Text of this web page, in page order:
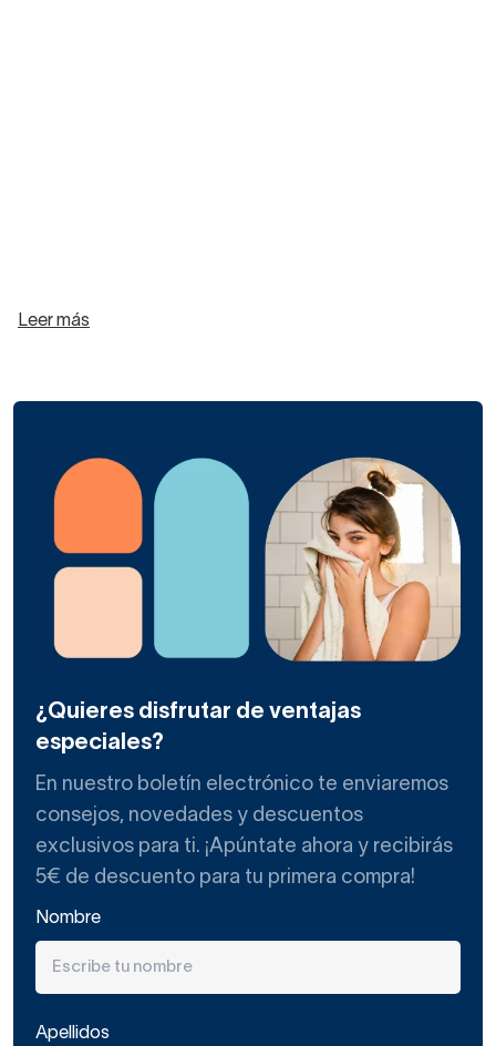
Leer más
¿Quieres disfrutar de ventajas
especiales?
En nuestro boletín electrónico te enviaremos
consejos, novedades y descuentos
exclusivos para ti. ¡Apúntate ahora y recibirás
5€ de descuento para tu primera compra!
Nombre
Apellidos